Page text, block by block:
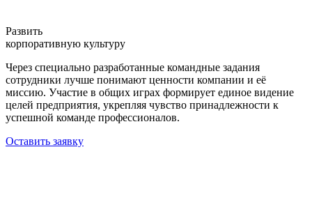
Развить
корпоративную культуру
Через специально разработанные командные задания
сотрудники лучше понимают ценности компании и её
миссию. Участие в общих играх формирует единое видение
целей предприятия, укрепляя чувство принадлежности к
успешной команде профессионалов.
Оставить заявку